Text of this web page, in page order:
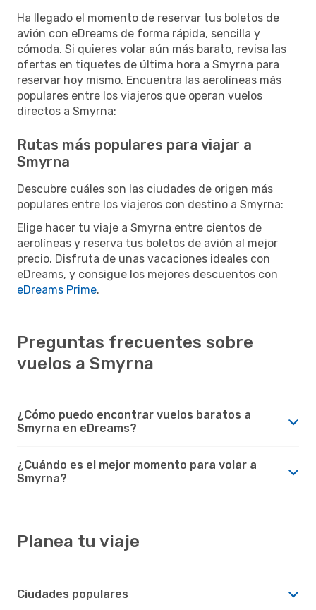
Ha llegado el momento de reservar tus boletos de
avión con eDreams de forma rápida, sencilla y
cómoda. Si quieres volar aún más barato, revisa las
ofertas en tiquetes de última hora a Smyrna para
reservar hoy mismo. Encuentra las aerolíneas más
populares entre los viajeros que operan vuelos
directos a Smyrna:
Rutas más populares para viajar a
Smyrna
Descubre cuáles son las ciudades de origen más
populares entre los viajeros con destino a Smyrna:
Elige hacer tu viaje a Smyrna entre cientos de
aerolíneas y reserva tus boletos de avión al mejor
precio. Disfruta de unas vacaciones ideales con
eDreams, y consigue los mejores descuentos con
eDreams Prime.
Preguntas frecuentes sobre
vuelos a Smyrna
¿Cómo puedo encontrar vuelos baratos a
Smyrna en eDreams?
¿Cuándo es el mejor momento para volar a
Smyrna?
Planea tu viaje
Ciudades populares